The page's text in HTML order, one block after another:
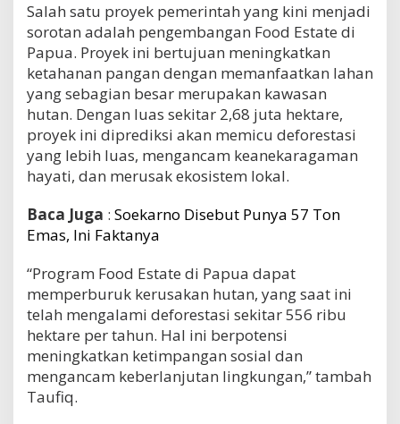
Salah satu proyek pemerintah yang kini menjadi
sorotan adalah pengembangan Food Estate di
Papua. Proyek ini bertujuan meningkatkan
ketahanan pangan dengan memanfaatkan lahan
yang sebagian besar merupakan kawasan
hutan. Dengan luas sekitar 2,68 juta hektare,
proyek ini diprediksi akan memicu deforestasi
yang lebih luas, mengancam keanekaragaman
hayati, dan merusak ekosistem lokal.
Baca Juga : Soekarno Disebut Punya 57 Ton
Emas, Ini Faktanya
“Program Food Estate di Papua dapat
memperburuk kerusakan hutan, yang saat ini
telah mengalami deforestasi sekitar 556 ribu
hektare per tahun. Hal ini berpotensi
meningkatkan ketimpangan sosial dan
mengancam keberlanjutan lingkungan,” tambah
Taufiq.